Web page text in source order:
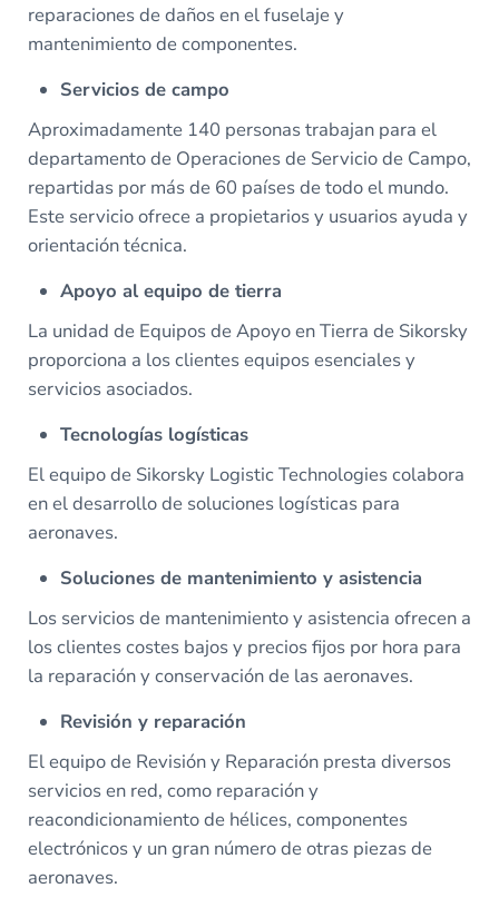
reparaciones de daños en el fuselaje y
mantenimiento de componentes.
Servicios de campo
Aproximadamente 140 personas trabajan para el
departamento de Operaciones de Servicio de Campo,
repartidas por más de 60 países de todo el mundo.
Este servicio ofrece a propietarios y usuarios ayuda y
orientación técnica.
Apoyo al equipo de tierra
La unidad de Equipos de Apoyo en Tierra de Sikorsky
proporciona a los clientes equipos esenciales y
servicios asociados.
Tecnologías logísticas
El equipo de Sikorsky Logistic Technologies colabora
en el desarrollo de soluciones logísticas para
aeronaves.
Soluciones de mantenimiento y asistencia
Los servicios de mantenimiento y asistencia ofrecen a
los clientes costes bajos y precios fijos por hora para
la reparación y conservación de las aeronaves.
Revisión y reparación
El equipo de Revisión y Reparación presta diversos
servicios en red, como reparación y
reacondicionamiento de hélices, componentes
electrónicos y un gran número de otras piezas de
aeronaves.